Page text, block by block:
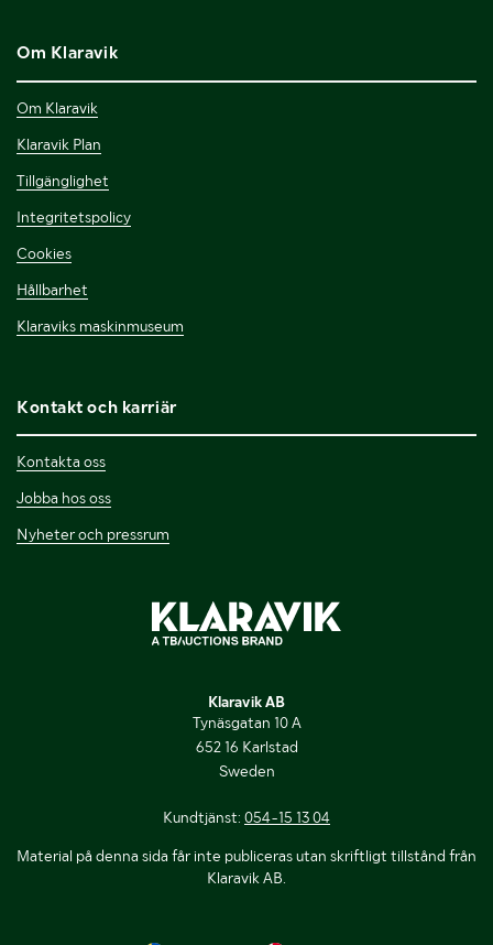
Om Klaravik
Om Klaravik
Klaravik Plan
Tillgänglighet
Integritetspolicy
Cookies
Hållbarhet
Klaraviks maskinmuseum
Kontakt och karriär
Kontakta oss
Jobba hos oss
Nyheter och pressrum
Klaravik AB
Tynäsgatan 10 A
652 16 Karlstad
Sweden
Kundtjänst: 054-15 13 04
Material på denna sida får inte publiceras utan skriftligt tillstånd från
Klaravik AB.